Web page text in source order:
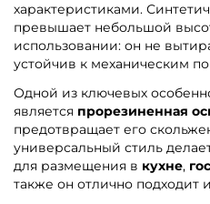
характеристиками.
превышает небольшой
использовании: он не
устойчив к механическим
Одной из ключевых
является прорезиненная
предотвращает его
универсальный стиль
для размещения в кухне,
также он отлично подходит